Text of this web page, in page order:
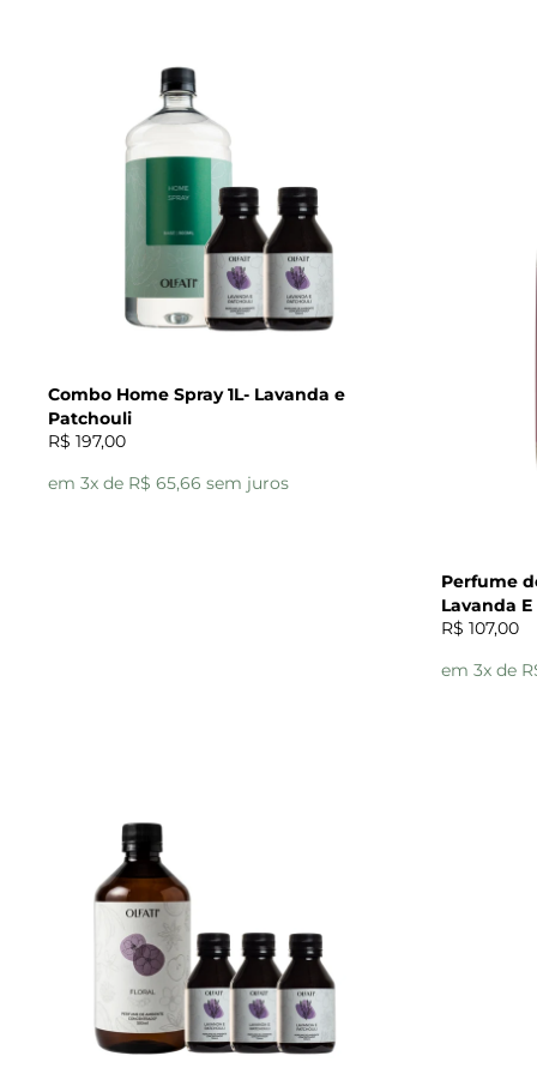
Combo Home Spray 1L- Lavanda e
Patchouli
R$ 197,00
em 3x de R$ 65,66 sem juros
Perfume
Lavanda
R$ 107,00
em 3x de